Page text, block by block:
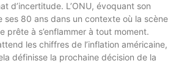
d’incertitude. L’ONU, évoquant son
ses 80 ans dans un contexte où la scène
prête à s’enflammer à tout moment.
les chiffres de l’inflation américaine,
définisse la prochaine décision de la